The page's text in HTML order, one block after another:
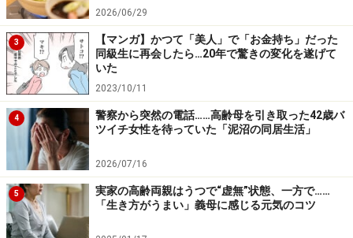
2026/06/29
3
【マンガ】かつて「美人」で「お金持ち」だった
同級生に再会したら…20年で驚きの変化を遂げて
いた
2023/10/11
4
警察から突然の電話……高齢母を引き取った42歳バ
ツイチ女性を待っていた「泥沼の同居生活」
2026/07/16
5
実家の高齢両親はうつで“虚無”状態、一方で……
「生き方がうまい」義母に感じる元気のコツ